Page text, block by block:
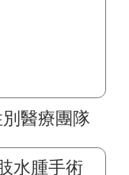
醫療團隊